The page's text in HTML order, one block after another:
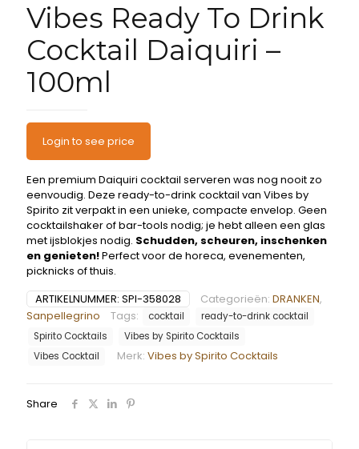
Vibes Ready To Drink
Cocktail Daiquiri –
100ml
Login to see price
Een premium Daiquiri cocktail serveren was nog nooit zo
eenvoudig. Deze ready-to-drink cocktail van Vibes by
Spirito zit verpakt in een unieke, compacte envelop. Geen
cocktailshaker of bar-tools nodig; je hebt alleen een glas
met ijsblokjes nodig. Schudden, scheuren, inschenken
en genieten!Perfect voor de horeca, evenementen,
picknicks of thuis.
ARTIKELNUMMER: SPI-358028 Categorieën: DRANKEN,
Sanpellegrino
Tags: cocktail
ready-to-drink cocktail
Spirito Cocktails
Vibes by Spirito Cocktails
Vibes Cocktail
Merk: Vibes by Spirito Cocktails
Share